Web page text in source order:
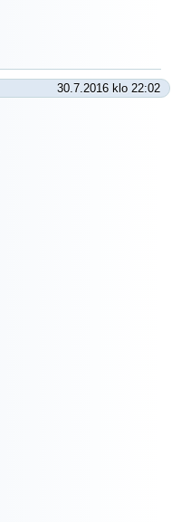
30.7.2016 klo 22:02